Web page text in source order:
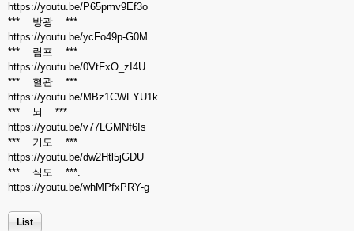
https://youtu.be/P65pmv9Ef3o
*** 방광 ***
https://youtu.be/ycFo49p-G0M
*** 림프 ***
https://youtu.be/0VtFxO_zI4U
*** 혈관 ***
https://youtu.be/MBz1CWFYU1k
*** 뇌 ***
https://youtu.be/v77LGMNf6Is
*** 기도 ***
https://youtu.be/dw2Htl5jGDU
*** 식도 ***.
https://youtu.be/whMPfxPRY-g
List